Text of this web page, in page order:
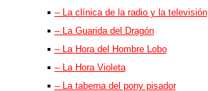
– La clínica de la radio y la televisión
– La Guarida del Dragón
– La Hora del Hombre Lobo
– La Hora Violeta
– La taberna del pony pisador